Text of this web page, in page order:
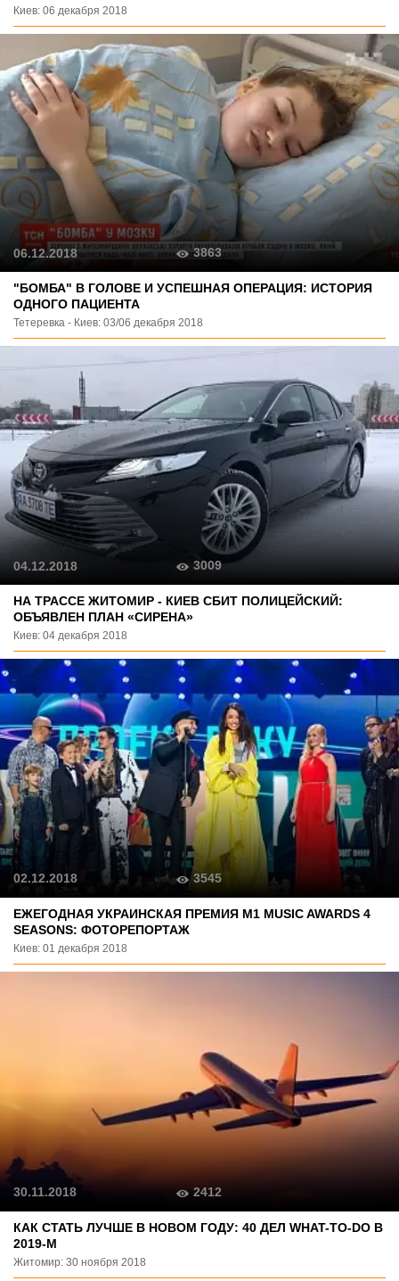
Киев: 06 декабря 2018
"БОМБА" В ГОЛОВЕ И УСПЕШНАЯ ОПЕРАЦИЯ: ИСТОРИЯ
ОДНОГО ПАЦИЕНТА
Тетеревка - Киев: 03/06 декабря 2018
06.12.2018 3863
НА ТРАССЕ ЖИТОМИР - КИЕВ СБИТ ПОЛИЦЕЙСКИЙ:
ОБЪЯВЛЕН ПЛАН «СИРЕНА»
Киев: 04 декабря 2018
04.12.2018 3009
ЕЖЕГОДНАЯ УКРАИНСКАЯ ПРЕМИЯ M1 MUSIC AWARDS 4
SEASONS: ФОТОРЕПОРТАЖ
Киев: 01 декабря 2018
02.12.2018 3545
КАК СТАТЬ ЛУЧШЕ В НОВОМ ГОДУ: 40 ДЕЛ WHAT-TO-DO В
2019-М
Житомир: 30 ноября 2018
30.11.2018 2412